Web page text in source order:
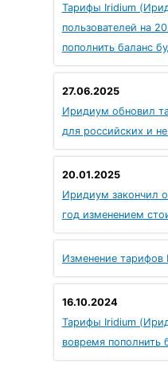
Тарифы Iridium
пользователей на
пополнить баланс
Иридиум обновил
для российских и
27.06.2025
Иридиум закончил
год изменением
20.01.2025
Изменение тарифов
Тарифы Iridium
вовремя пополнить
16.10.2024